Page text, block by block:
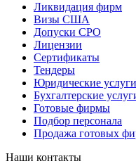
Ликвидация фирм
Визы США
Допуски СРО
Лицензии
Сертификаты
Тендеры
Юридические услуги
Бухгалтерские
Готовые фирмы
Подбор персонала
Продажа готовых
Наши контакты